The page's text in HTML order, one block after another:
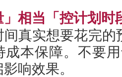
」相当 「控计划时
真实想要花完
本保障。 不要
响效果。